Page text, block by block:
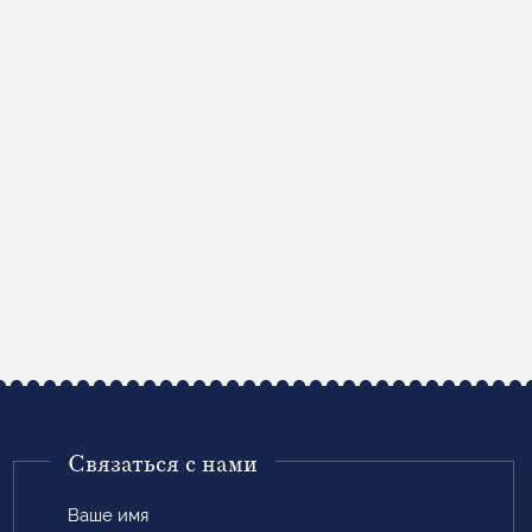
Связаться с нами
имя